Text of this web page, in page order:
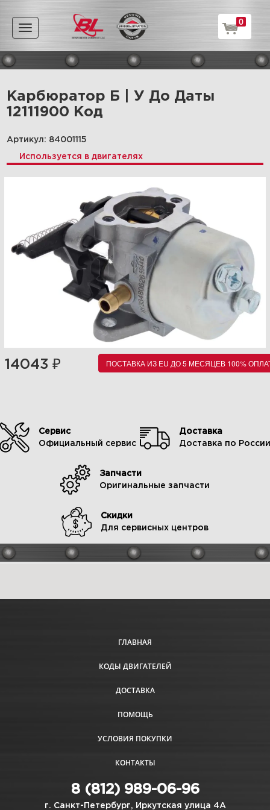
Toggle
navigation
0
Карбюратор Б | У До Даты
12111900 Код
Артикул: 84001115
Используется в двигателях
14043 ₽ ПОСТАВКА ИЗ EU ДО 5 МЕСЯЦЕВ 100%
Сервис
Официальный сервис
Доставка
Доставка по России
Запчасти
Оригинальные запчасти
Скидки
Для сервисных центров
ГЛАВНАЯ
КОДЫ ДВИГАТЕЛЕЙ
ДОСТАВКА
ПОМОЩЬ
УСЛОВИЯ ПОКУПКИ
КОНТАКТЫ
8 (812) 989-06-96
г. Санкт-Петербург, Иркутская улица 4А